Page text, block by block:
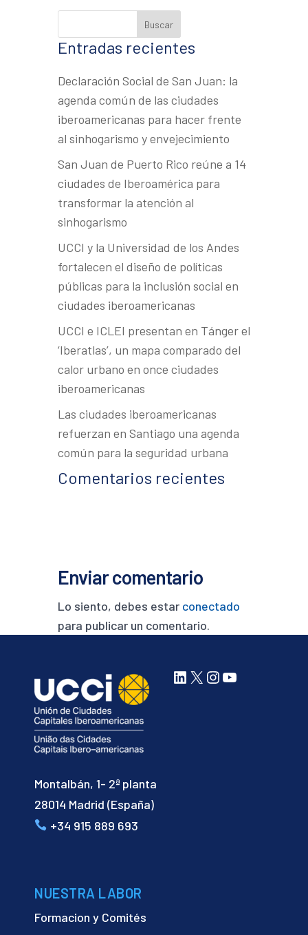
Entradas recientes
Declaración Social de San Juan: la
agenda común de las ciudades
iberoamericanas para hacer frente
al sinhogarismo y envejecimiento
San Juan de Puerto Rico reúne a 14
ciudades de Iberoamérica para
transformar la atención al
sinhogarismo
UCCI y la Universidad de los Andes
fortalecen el diseño de políticas
públicas para la inclusión social en
ciudades iberoamericanas
UCCI e ICLEI presentan en Tánger el
‘Iberatlas’, un mapa comparado del
calor urbano en once ciudades
iberoamericanas
Las ciudades iberoamericanas
refuerzan en Santiago una agenda
común para la seguridad urbana
Comentarios recientes
Enviar comentario
Lo siento, debes estar conectado
para publicar un comentario.
Montalbán, 1- 2ª planta
28014 Madrid (España)
+34 915 889 693
LinkedIn
X Instagram
YouTube
NUESTRA LABOR
Formacion y Comités